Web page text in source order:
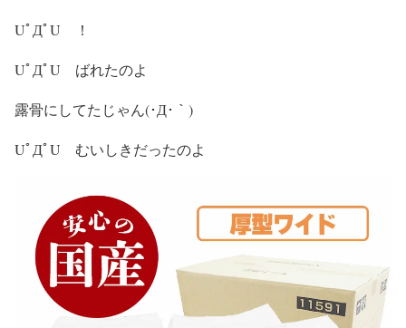
UﾟДﾟU ！
UﾟДﾟU ばれたのよ
露骨にしてたじゃん(･Д･｀)
UﾟДﾟU むいしきだったのよ